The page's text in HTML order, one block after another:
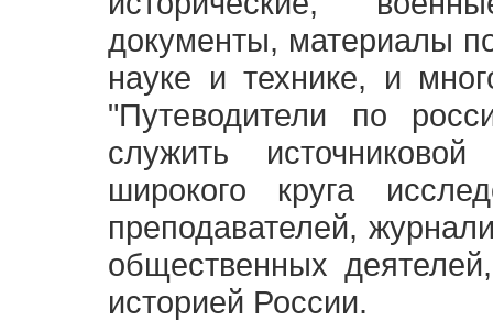
документы, материалы
науке и технике, и
"Путеводители по
служить
широкого круга
преподавателей,
общественных
историей России.